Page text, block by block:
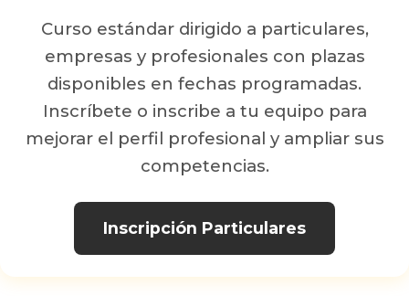
Curso estándar dirigido a particulares,
empresas y profesionales con plazas
disponibles en fechas programadas.
Inscríbete o inscribe a tu equipo para
mejorar el perfil profesional y ampliar sus
competencias.
Inscripción Particulares